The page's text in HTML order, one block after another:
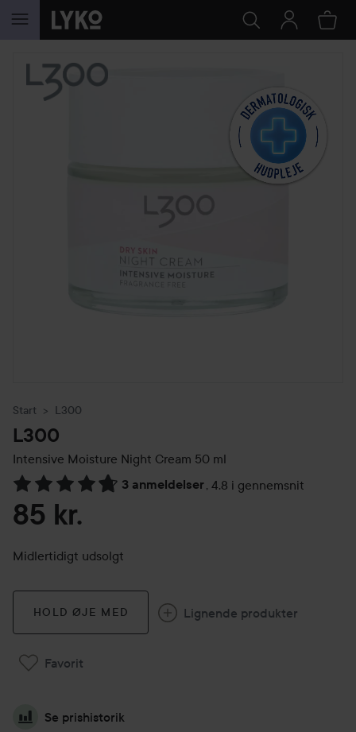
GÅ TIL INDHOLD
Start L300
L300
Intensive Moisture Night Cream 50 ml
3 anmeldelser, 4.8 i gennemsnit
Gå til Anmeldelser & kommentarer
85 kr.
Midlertidigt udsolgt
HOLD ØJE MED Lignende produkter
Favorit
Se prishistorik